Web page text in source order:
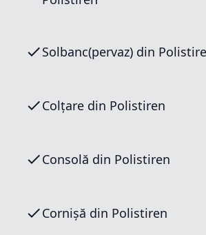
Solbanc(pervaz) din
Colțare din Polistiren
Consolă din Polistiren
Cornișă din Polistiren